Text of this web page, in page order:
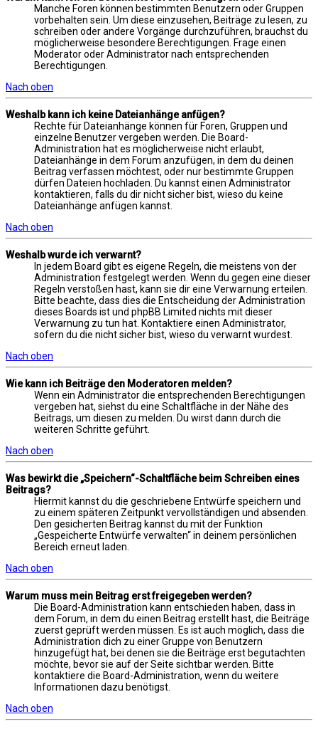
Manche Foren können bestimmten Benutzern oder Gruppen
vorbehalten sein. Um diese einzusehen, Beiträge zu lesen, zu
schreiben oder andere Vorgänge durchzuführen, brauchst du
möglicherweise besondere Berechtigungen. Frage einen
Moderator oder Administrator nach entsprechenden
Berechtigungen.
Nach oben
Weshalb kann ich keine Dateianhänge anfügen?
Rechte für Dateianhänge können für Foren, Gruppen und
einzelne Benutzer vergeben werden. Die Board-
Administration hat es möglicherweise nicht erlaubt,
Dateianhänge in dem Forum anzufügen, in dem du deinen
Beitrag verfassen möchtest, oder nur bestimmte Gruppen
dürfen Dateien hochladen. Du kannst einen Administrator
kontaktieren, falls du dir nicht sicher bist, wieso du keine
Dateianhänge anfügen kannst.
Nach oben
Weshalb wurde ich verwarnt?
In jedem Board gibt es eigene Regeln, die meistens von der
Administration festgelegt werden. Wenn du gegen eine dieser
Regeln verstoßen hast, kann sie dir eine Verwarnung erteilen.
Bitte beachte, dass dies die Entscheidung der Administration
dieses Boards ist und phpBB Limited nichts mit dieser
Verwarnung zu tun hat. Kontaktiere einen Administrator,
sofern du die nicht sicher bist, wieso du verwarnt wurdest.
Nach oben
Wie kann ich Beiträge den Moderatoren melden?
Wenn ein Administrator die entsprechenden Berechtigungen
vergeben hat, siehst du eine Schaltfläche in der Nähe des
Beitrags, um diesen zu melden. Du wirst dann durch die
weiteren Schritte geführt.
Nach oben
Was bewirkt die „Speichern“-Schaltfläche beim Schreiben eines
Beitrags?
Hiermit kannst du die geschriebene Entwürfe speichern und
zu einem späteren Zeitpunkt vervollständigen und absenden.
Den gesicherten Beitrag kannst du mit der Funktion
„Gespeicherte Entwürfe verwalten“ in deinem persönlichen
Bereich erneut laden.
Nach oben
Warum muss mein Beitrag erst freigegeben werden?
Die Board-Administration kann entschieden haben, dass in
dem Forum, in dem du einen Beitrag erstellt hast, die Beiträge
zuerst geprüft werden müssen. Es ist auch möglich, dass die
Administration dich zu einer Gruppe von Benutzern
hinzugefügt hat, bei denen sie die Beiträge erst begutachten
möchte, bevor sie auf der Seite sichtbar werden. Bitte
kontaktiere die Board-Administration, wenn du weitere
Informationen dazu benötigst.
Nach oben